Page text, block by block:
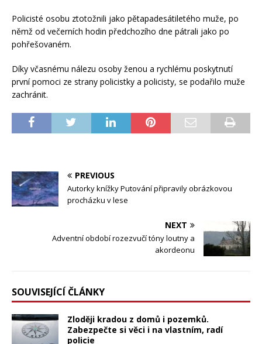
Policisté osobu ztotožnili jako pětapadesátiletého muže, po
němž od večerních hodin předchozího dne pátrali jako po
pohřešovaném.
Díky včasnému nálezu osoby ženou a rychlému poskytnutí
první pomoci ze strany policistky a policisty, se podařilo muže
zachránit.
PREVIOUS
Autorky knížky Putování připravily obrázkovou
procházku v lese
NEXT
Adventní období rozezvučí tóny loutny a
akordeonu
SOUVISEJÍCÍ ČLÁNKY
Zloději kradou z domů i pozemků.
Zabezpečte si věci i na vlastním, radí
policie